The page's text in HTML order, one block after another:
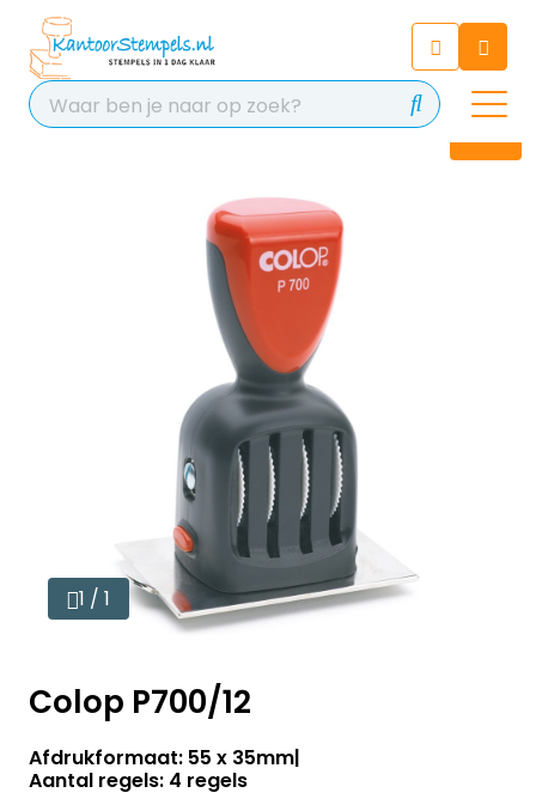
Chat 24/7 met onze chatbot
voor hulp
Contact
1 / 1
Colop P700/12
Afdrukformaat: 55 x 35mm
Aantal regels: 4 regels